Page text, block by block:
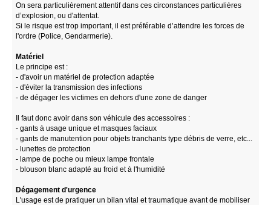
On sera particulièrement attentif dans ces circonstances particulières
d’explosion, ou d'attentat.
Si le risque est trop important, il est préférable d’attendre les forces de
l'ordre (Police, Gendarmerie).
Matériel
Le principe est :
- d'avoir un matériel de protection adaptée
- d'éviter la transmission des infections
- de dégager les victimes en dehors d'une zone de danger
Il faut donc avoir dans son véhicule des accessoires :
- gants à usage unique et masques faciaux
- gants de manutention pour objets tranchants type débris de verre, etc...
- lunettes de protection
- lampe de poche ou mieux lampe frontale
- blouson blanc adapté au froid et à l'humidité
Dégagement d'urgence
L'usage est de pratiquer un bilan vital et traumatique avant de mobiliser